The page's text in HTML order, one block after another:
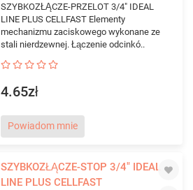
SZYBKOZŁĄCZE-PRZELOT 3/4" IDEAL
LINE PLUS CELLFAST Elementy
mechanizmu zaciskowego wykonane ze
stali nierdzewnej. Łączenie odcinkó..
4.65zł
Powiadom mnie
SZYBKOZŁĄCZE-STOP 3/4" IDEAL
LINE PLUS CELLFAST